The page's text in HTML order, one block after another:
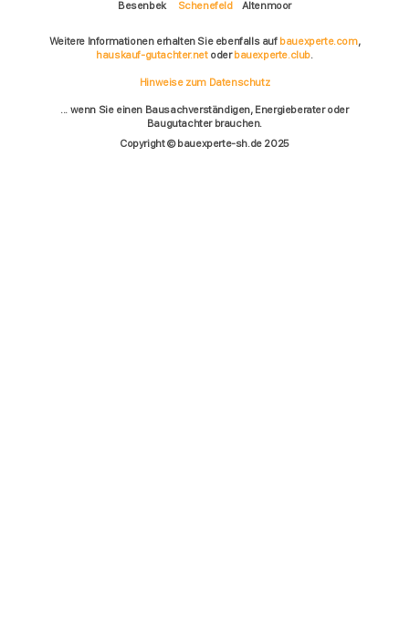
Besenbek Schenefeld Altenmoor
Weitere Informationen erhalten Sie ebenfalls auf bauexperte.com,
hauskauf-gutachter.netoderbauexperte.club.
Hinweise zum Datenschutz
... wenn Sie einen Bausachverständigen, Energieberater oder
Baugutachter brauchen.
Copyright © bauexperte-sh.de 2025